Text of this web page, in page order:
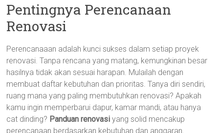
Pentingnya Perencanaan
Renovasi
Perencanaaan adalah kunci sukses dalam setiap proyek
renovasi. Tanpa rencana yang matang, kemungkinan besar
hasilnya tidak akan sesuai harapan. Mulailah dengan
membuat daftar kebutuhan dan prioritas. Tanya diri sendiri,
ruang mana yang paling membutuhkan renovasi? Apakah
kamu ingin memperbarui dapur, kamar mandi, atau hanya
cat dinding? Panduan renovasi yang solid mencakup
perencanaan berdasarkan kebutuhan dan anggaran.